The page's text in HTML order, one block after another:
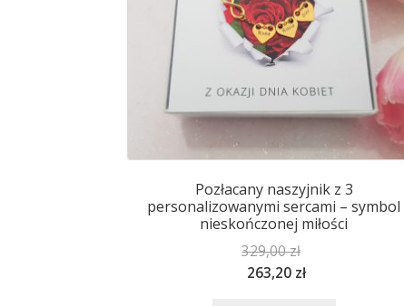
Pozłacany naszyjnik z 3
personalizowanymi sercami – symbol
nieskończonej miłości
329,00zł
263,20 zł